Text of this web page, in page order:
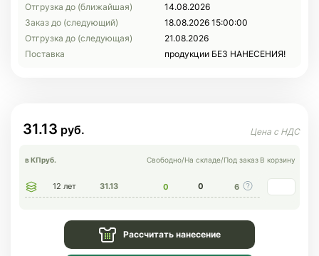
Отгрузка до (ближайшая)
14.08.2026
Заказ до (следующий)
18.08.2026 15:00:00
Отгрузка до (следующая)
21.08.2026
Поставка
продукции БЕЗ НАНЕСЕНИЯ!
31.13
в КПруб. Свободно/На складе/Под заказ В корзину
12 лет 31.13 0 0 6
Рассчитать нанесение